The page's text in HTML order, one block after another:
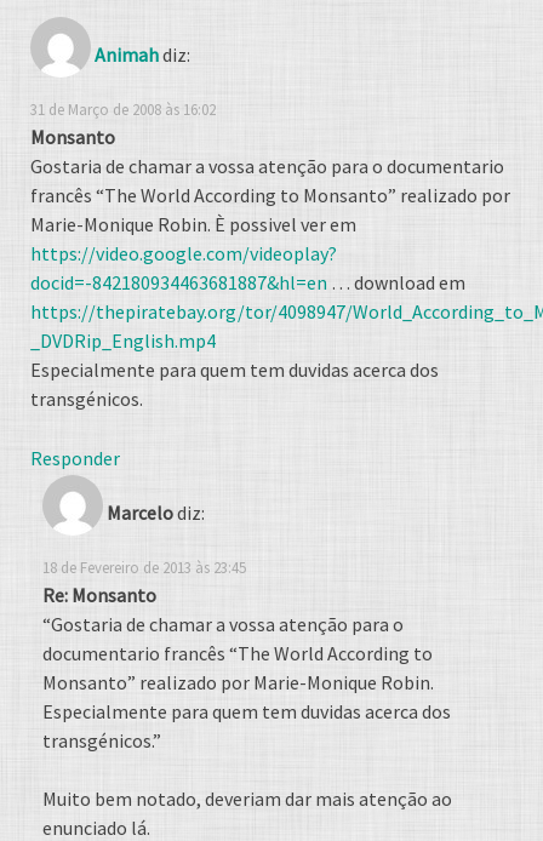
Animahdiz:
31 de Março de 2008 às 16:02
Monsanto
Gostaria de chamar a vossa atenção para o documentario
francês “The World According to Monsanto” realizado por
Marie-Monique Robin. È possivel ver em
https://video.google.com/videoplay?
docid=-842180934463681887&hl=en … download em
https://thepiratebay.org/tor/4098947/
_DVDRip_English.mp4
Especialmente para quem tem duvidas acerca dos
transgénicos.
Responder
Marcelodiz:
18 de Fevereiro de 2013 às 23:45
Re: Monsanto
“Gostaria de chamar a vossa atenção para o
documentario francês “The World According to
Monsanto” realizado por Marie-Monique Robin.
Especialmente para quem tem duvidas acerca dos
transgénicos.”
Muito bem notado, deveriam dar mais atenção ao
enunciado lá.